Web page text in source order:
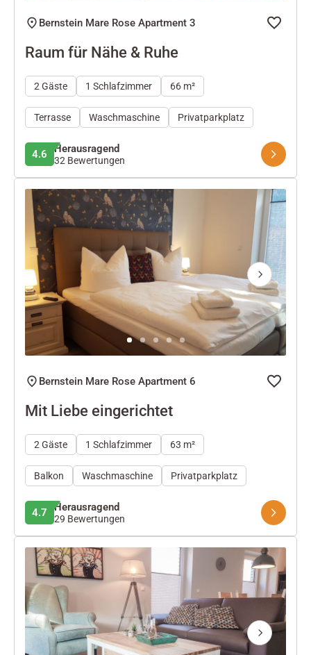
Bernstein Mare Rose Apartment 3
Raum für Nähe & Ruhe
2 Gäste 1 Schlafzimmer 66 m²
Terrasse Waschmaschine Privatparkplatz
4.6 Herausragend
32 Bewertungen
Next
Bernstein Mare Rose Apartment 6
Mit Liebe eingerichtet
2 Gäste 1 Schlafzimmer 63 m²
Balkon Waschmaschine Privatparkplatz
4.7 Herausragend
29 Bewertungen
Next